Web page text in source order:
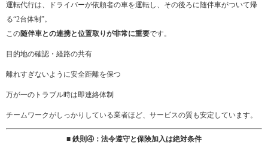
運転代行は、ドライバーが依頼者の車を運転し、その後ろに随伴車がついて帰
る“2台体制”。
この随伴車との連携と位置取りが非常に重要です。
目的地の確認・経路の共有
離れすぎないように安全距離を保つ
万が一のトラブル時は即連絡体制
チームワークがしっかりしている業者ほど、サービスの質も安定しています。
■ 鉄則④：法令遵守と保険加入は絶対条件